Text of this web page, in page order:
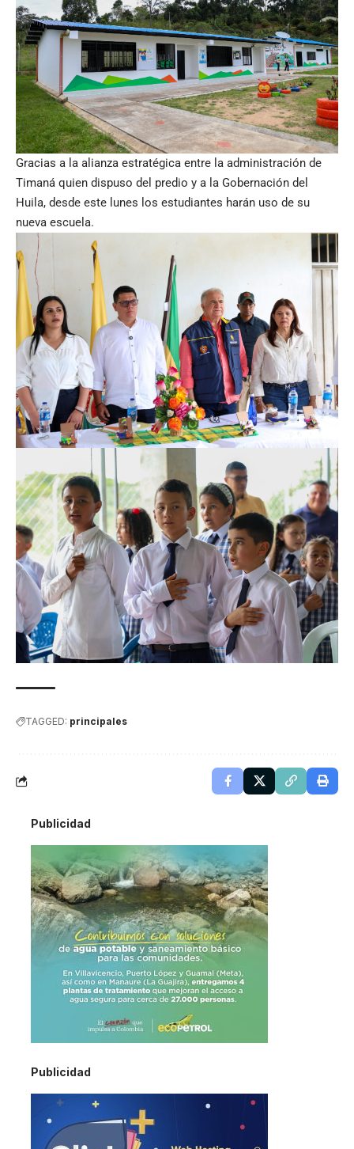
Gracias a la alianza estratégica entre la administración de
Timaná quien dispuso del predio y a la Gobernación del
Huila, desde este lunes los estudiantes harán uso de su
nueva escuela.
TAGGED: principales
Publicidad
Publicidad